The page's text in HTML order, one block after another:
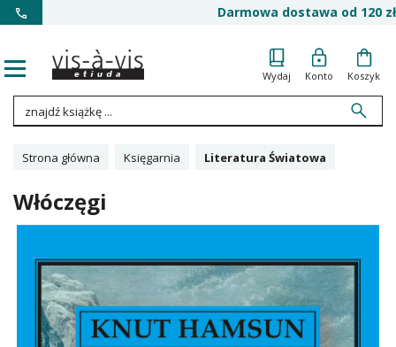
Darmowa dostawa od 120 zł
Wydaj Konto Koszyk
Strona główna Księgarnia Literatura Światowa
Włóczęgi